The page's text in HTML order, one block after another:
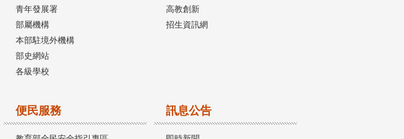
青年發展署
部屬機構
本部駐境外機構
部史網站
各級學校
高教創新
招生資訊網
便民服務 訊息公告